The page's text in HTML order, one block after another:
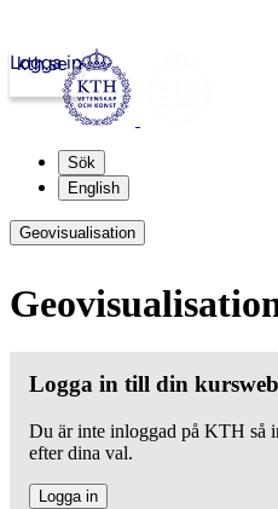
kth.se
Logga in
Sök
English
Geovisualisation
Logga in till din
Du är inte inloggad på KTH så
efter dina val.
Logga in